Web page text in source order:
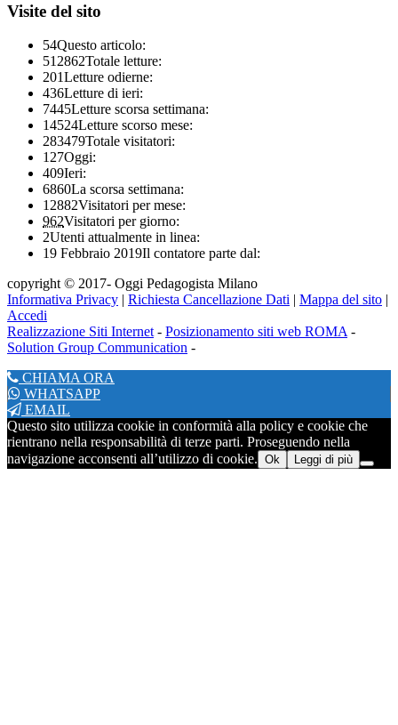
Visite del sito
54Questo articolo:
512862Totale letture:
201Letture odierne:
436Letture di ieri:
7445Letture scorsa settimana:
14524Letture scorso mese:
283479Totale visitatori:
127Oggi:
409Ieri:
6860La scorsa settimana:
12882Visitatori per mese:
962Visitatori per giorno:
2Utenti attualmente in linea:
19 Febbraio 2019Il contatore parte dal:
copyright © 2017- Oggi Pedagogista Milano
Informativa Privacy | Richiesta Cancellazione Dati | Mappa del sito |
Accedi
Realizzazione Siti Internet- Posizionamento siti web ROMA-
Solution Group Communication -
CHIAMA ORA
WHATSAPP
EMAIL
Questo sito utilizza cookie in conformità alla policy e cookie che
rientrano nella responsabilità di terze parti. Proseguendo nella
navigazione acconsenti all’utilizzo di cookie. Ok Leggi di più